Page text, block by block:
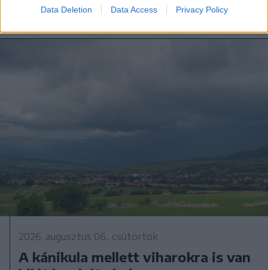
Data Deletion Data Access Privacy Policy
A rovat további cikkei
2026. augusztus 06., csütörtök
A kánikula mellett viharokra is van